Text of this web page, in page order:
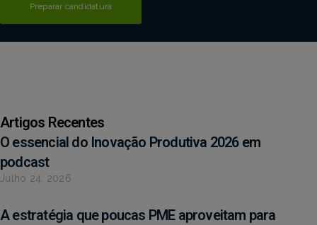
Preparar candidatura
Artigos Recentes
O essencial do Inovação Produtiva 2026 em
podcast
Julho 24, 2026
A estratégia que poucas PME aproveitam para